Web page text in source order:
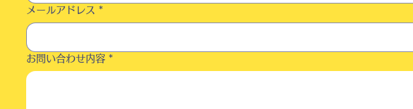
メールアドレス *
お問い合わせ内容 *